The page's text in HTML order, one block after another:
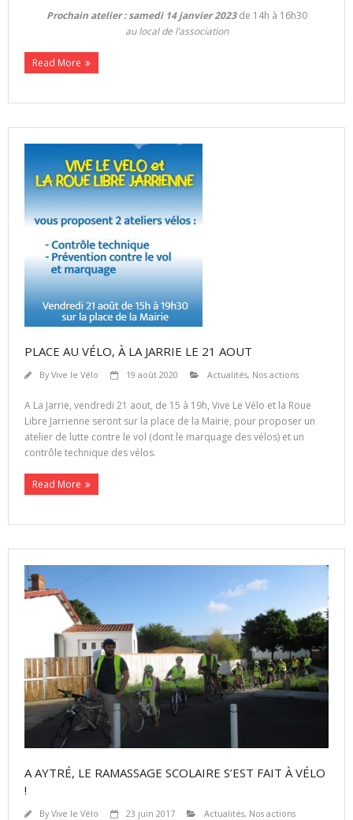
Prochain atelier : samedi 14 janvier 2023de 14h à 16h30
au local de l’association
Read More
PLACE AU VÉLO, À LA JARRIE LE 21 AOUT
ByVive le Vélo 19 août 2020 Actualités, Nos actions
A La Jarrie, vendredi 21 aout, de 15 à 19h, Vive Le Vélo et la Roue
Libre Jarrienne seront sur la place de la Mairie, pour proposer un
atelier de lutte contre le vol (dont le marquage des vélos) et un
contrôle technique des vélos.
Read More
A AYTRÉ, LE RAMASSAGE SCOLAIRE S’EST FAIT À VÉLO
!
ByVive le Vélo 23 juin 2017 Actualités, Nos actions